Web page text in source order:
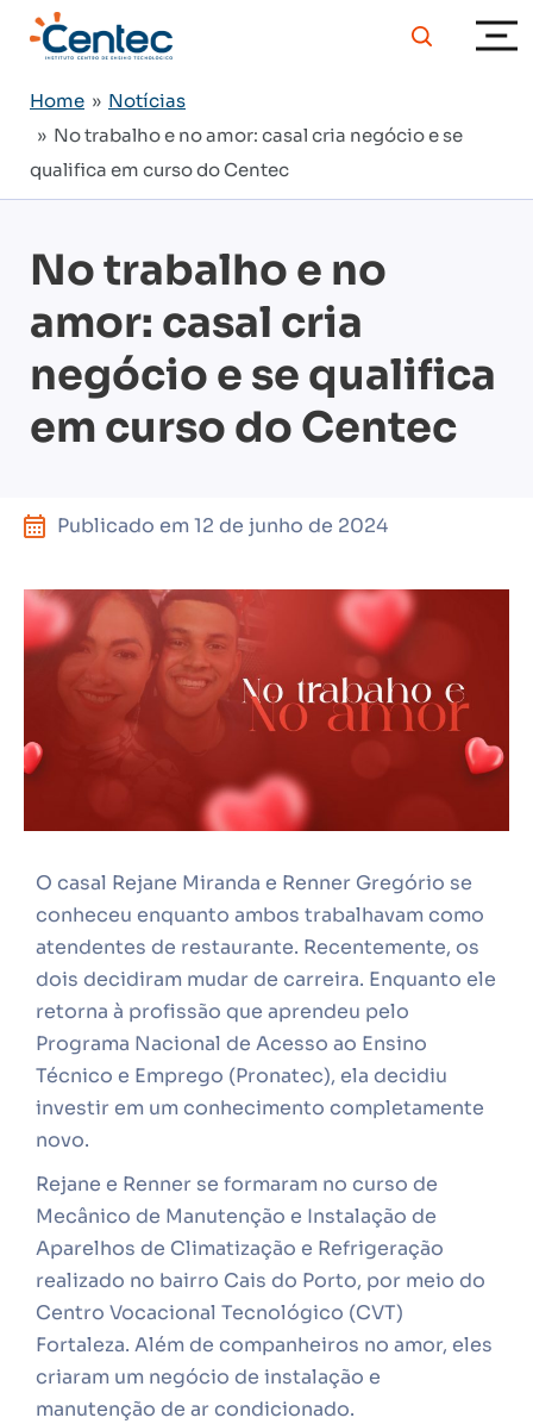
Home » Notícias
» No trabalho e no amor: casal cria negócio e se
qualifica em curso do Centec
No trabalho e no
amor: casal cria
negócio e se qualifica
em curso do Centec
Publicado em 12 de junho de 2024
O casal Rejane Miranda e Renner Gregório se
conheceu enquanto ambos trabalhavam como
atendentes de restaurante. Recentemente, os
dois decidiram mudar de carreira. Enquanto ele
retorna à profissão que aprendeu pelo
Programa Nacional de Acesso ao Ensino
Técnico e Emprego (Pronatec), ela decidiu
investir em um conhecimento completamente
novo.
Rejane e Renner se formaram no curso de
Mecânico de Manutenção e Instalação de
Aparelhos de Climatização e Refrigeração
realizado no bairro Cais do Porto, por meio do
Centro Vocacional Tecnológico (CVT)
Fortaleza. Além de companheiros no amor, eles
criaram um negócio de instalação e
manutenção de ar condicionado.